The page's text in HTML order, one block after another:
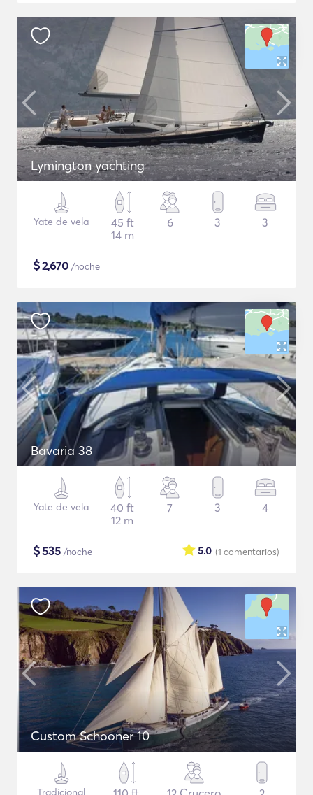
Lymington yachting
Yate de vela
45 ft
14 m
6 3 3
$2,670 /noche
Bavaria 38
Yate de vela
40 ft
12 m
7 3 4
$535 /noche (1 comentarios)
5.0
Custom Schooner 10
Tradicional